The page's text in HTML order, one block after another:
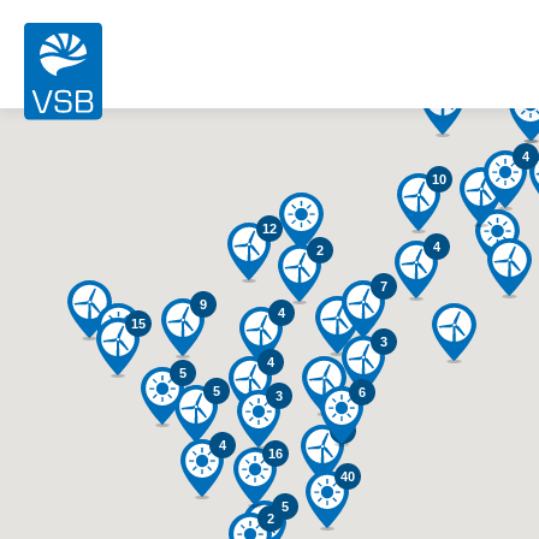
7
12
4
10
2
5
15
5
4
9
4
2
3
40
16
5
4
4
6
2
3